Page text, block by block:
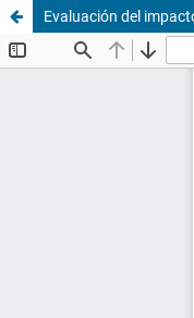
Evaluación del